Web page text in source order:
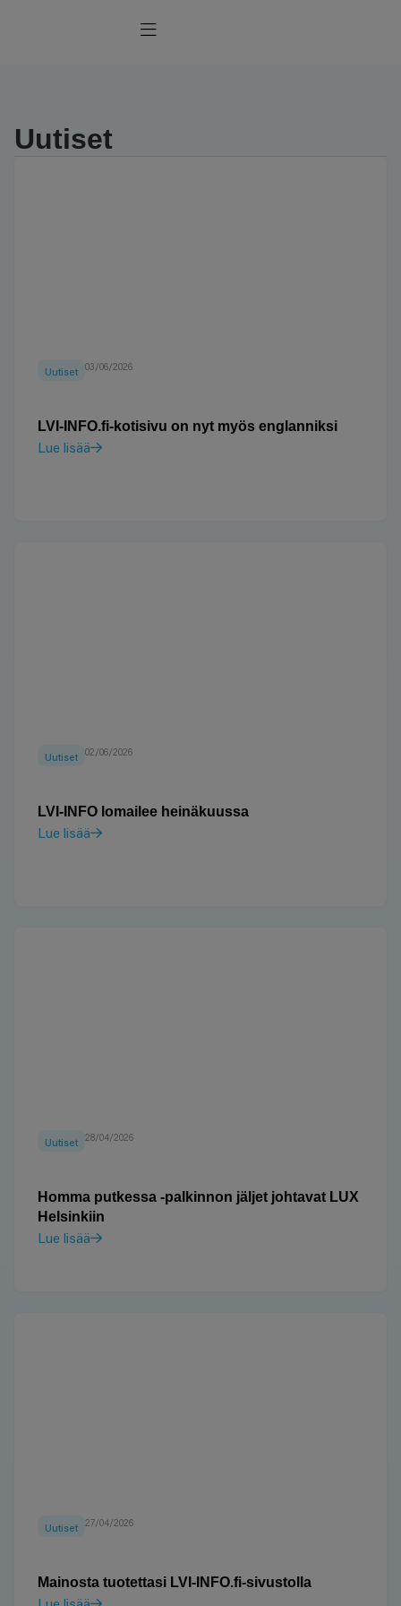
Uutiset
Uutiset 03/06/2026
LVI-INFO.fi-kotisivu on nyt myös englanniksi
Lue lisää
Uutiset 02/06/2026
LVI-INFO lomailee heinäkuussa
Lue lisää
Uutiset 28/04/2026
Homma putkessa -palkinnon jäljet johtavat LUX
Helsinkiin
Lue lisää
Uutiset 27/04/2026
Mainosta tuotettasi LVI-INFO.fi-sivustolla